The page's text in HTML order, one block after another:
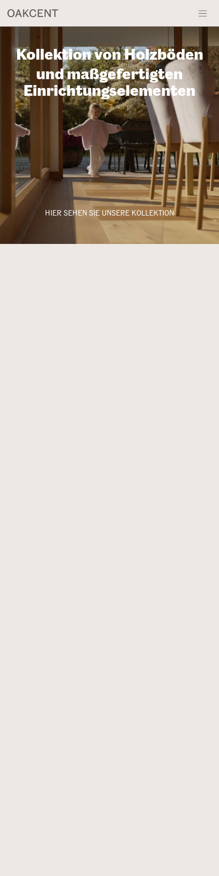
Kollektion von Holzböden
und maßgefertigten
Einrichtungselementen
HIER SEHEN SIE UNSERE KOLLEKTION